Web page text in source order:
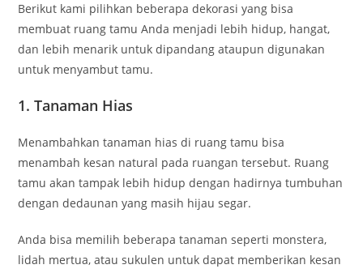
Berikut kami pilihkan beberapa dekorasi yang bisa
membuat ruang tamu Anda menjadi lebih hidup, hangat,
dan lebih menarik untuk dipandang ataupun digunakan
untuk menyambut tamu.
1. Tanaman Hias
Menambahkan tanaman hias di ruang tamu bisa
menambah kesan natural pada ruangan tersebut. Ruang
tamu akan tampak lebih hidup dengan hadirnya tumbuhan
dengan dedaunan yang masih hijau segar.
Anda bisa memilih beberapa tanaman seperti monstera,
lidah mertua, atau sukulen untuk dapat memberikan kesan